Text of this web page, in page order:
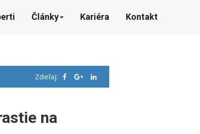
Články Kariéra Kontakt
Zdieľaj:
na